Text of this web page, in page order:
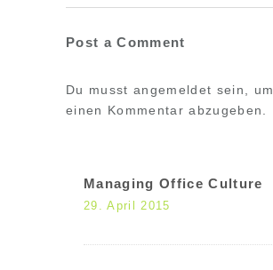
Post a Comment
Du musst angemeldet sein, um
einen Kommentar abzugeben.
Managing Office Culture
29. April 2015